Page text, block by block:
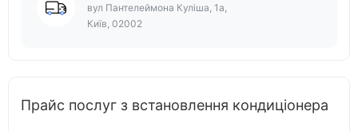
вул Пантелеймона Куліша, 1а,
Київ, 02002
Прайс послуг з встановлення кондиціонера